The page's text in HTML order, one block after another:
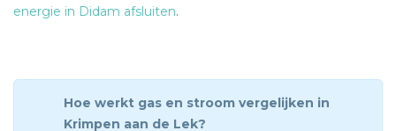
energie in Didam afsluiten.
Hoe werkt gas en stroom vergelijken in
Krimpen aan de Lek?